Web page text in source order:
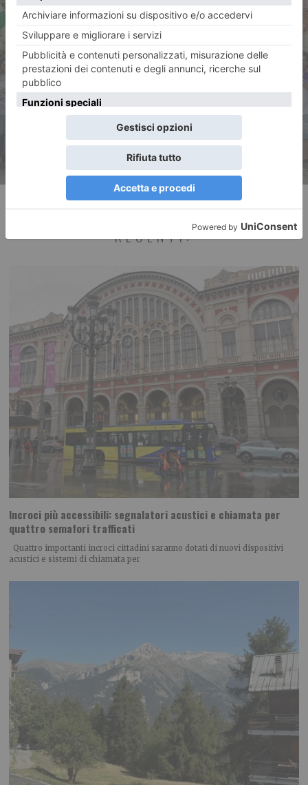
ARTICOLO SUCCESSIVO
“Popoli in cammino per la
pace”
RECENTI:
Incroci più accessibili: segnalatori acustici e chiamata per
quattro semafori trafficati
Quattro importanti incroci cittadini saranno dotati di nuovi dispositivi
acustici e sistemi di chiamata per